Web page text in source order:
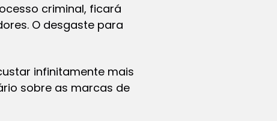
criminal, ficará
O desgaste para
infinitamente mais
sobre as marcas de